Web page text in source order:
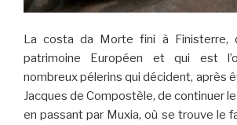
La costa da Morte fini à Finisterre,
patrimoine Européen et qui est
nombreux pélerins qui décident, après
Jacques de Compostèle, de continuer
en passant par Muxia, où se trouve le